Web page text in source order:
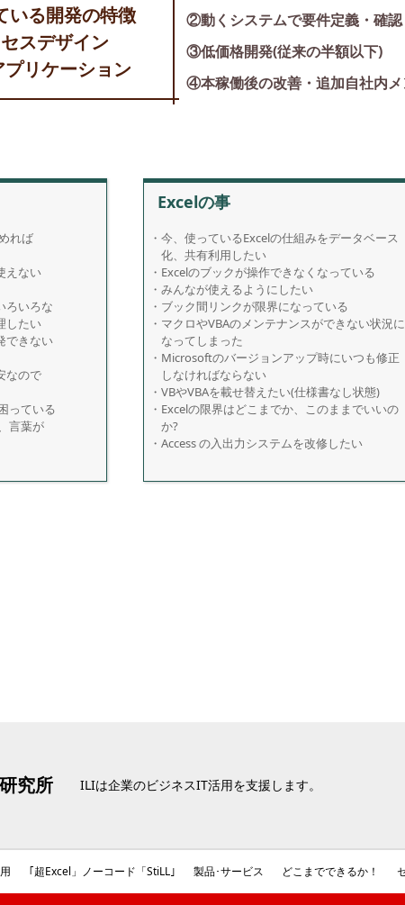
いる開発の特徴
スデザイン
リケーション
②動くシステムで要件定義・確
③低価格開発(従来の半額以下)
④本稼働後の改善・追加自社内
れば
えない
ろいろな
したい
できない
なので
っている
言葉が
Excelの事
・今、使っているExcelの仕組みをデータベース
化、共有利用したい
・Excelのブックが操作できなくなっている
・みんなが使えるようにしたい
・ブック間リンクが限界になっている
・マクロやVBAのメンテナンスができない状況に
なってしまった
・Microsoftのバージョンアップ時にいつも修正
しなければならない
・VBやVBAを載せ替えたい(仕様書なし状態)
・Excelの限界はどこまでか、このままでいいの
か?
・Access の入出力システムを改修したい
究所 ILIは企業のビジネスIT活用を支援します。
｢超Excel」ノーコード「StiLL｣ 製品･サービス どこまでできるか！